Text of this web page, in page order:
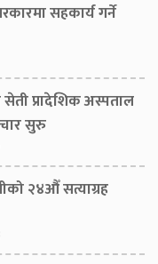
सहकार्य गर्ने
प्रादेशिक अस्पताल
सुरु
२४औँ सत्याग्रह